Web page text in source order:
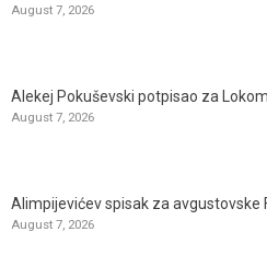
August 7, 2026
Alekej Pokuševski potpisao za
August 7, 2026
Alimpijevićev spisak za avgustovske
August 7, 2026